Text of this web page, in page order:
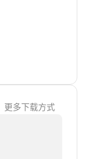
更多下载方式